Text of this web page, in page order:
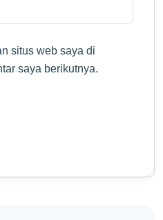
situs web saya di
saya berikutnya.